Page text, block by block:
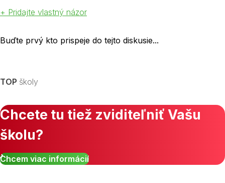
+ Pridajte vlastný názor
Buďte prvý kto prispeje do tejto diskusie...
TOP školy
Chcete tu tiež zviditeľniť Vašu
školu?
Chcem viac informácií